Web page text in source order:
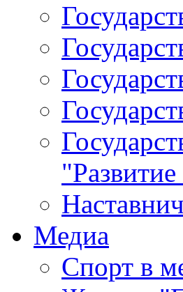
Медиа
Спорт в